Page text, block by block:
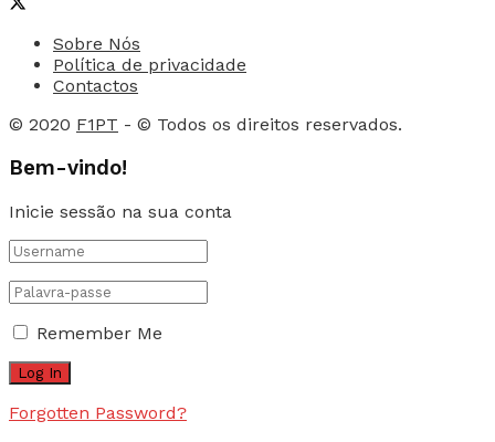
Sobre Nós
Política de privacidade
Contactos
© 2020 F1PT - © Todos os direitos reservados.
Bem-vindo!
Inicie sessão na sua conta
Remember Me
Forgotten Password?